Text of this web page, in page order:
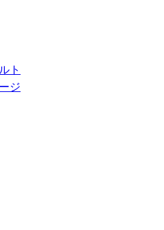
ト
ジ